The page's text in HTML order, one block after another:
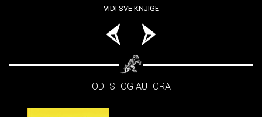
VIDI SVE KNJIGE
– OD ISTOG AUTORA –